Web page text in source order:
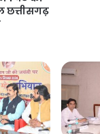
छत्तीसगढ़